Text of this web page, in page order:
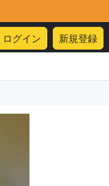
ログイン 新規登録